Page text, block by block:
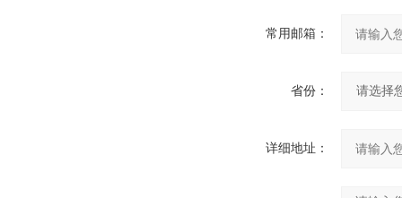
常用邮箱：
省份：
详细地址：